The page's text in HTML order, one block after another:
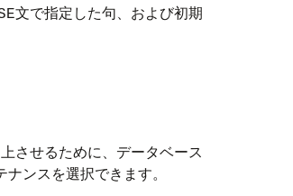
文で指定した句、および初期
させるために、データベース
ンスを選択できます。